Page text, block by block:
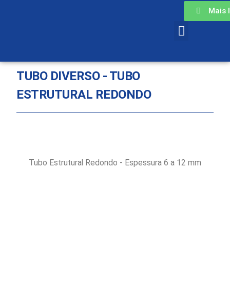
TUBO DIVERSO - TUBO
ESTRUTURAL REDONDO
Tubo Estrutural Redondo - Espessura 6 a 12 mm
Mais